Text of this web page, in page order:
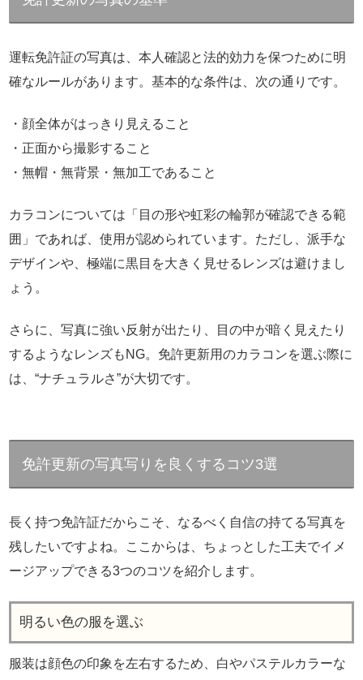
運転免許証の写真は、本人確認と法的効力を保つために明
確なルールがあります。基本的な条件は、次の通りです。
・顔全体がはっきり見えること
・正面から撮影すること
・無帽・無背景・無加工であること
カラコンについては「目の形や虹彩の輪郭が確認できる範
囲」であれば、使用が認められています。ただし、派手な
デザインや、極端に黒目を大きく見せるレンズは避けまし
ょう。
さらに、写真に強い反射が出たり、目の中が暗く見えたり
するようなレンズもNG。免許更新用のカラコンを選ぶ際に
は、“ナチュラルさ”が大切です。
免許更新の写真写りを良くするコツ3選
長く持つ免許証だからこそ、なるべく自信の持てる写真を
残したいですよね。ここからは、ちょっとした工夫でイメ
ージアップできる3つのコツを紹介します。
明るい色の服を選ぶ
服装は顔色の印象を左右するため、白やパステルカラーな